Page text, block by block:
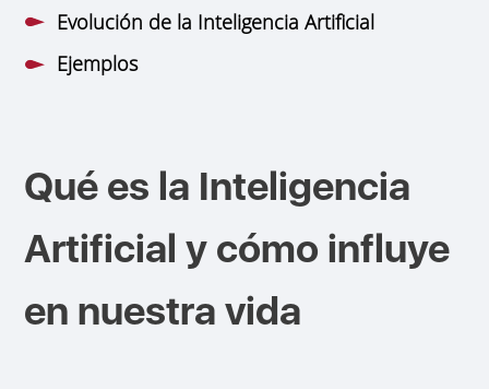
Evolución de la Inteligencia Artificial
Ejemplos
Qué es la Inteligencia
Artificial y cómo influye
en nuestra vida